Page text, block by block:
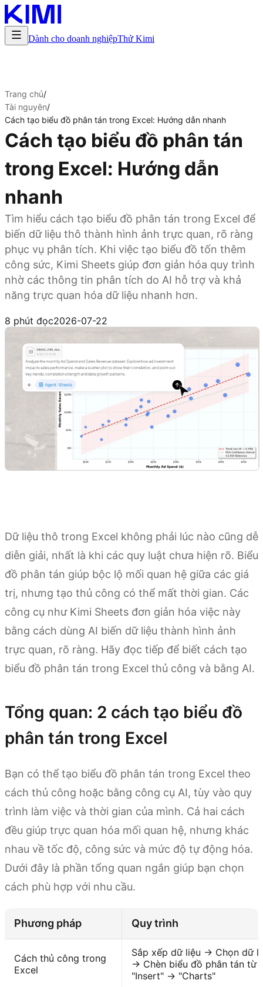
Dành cho doanh nghiệpThử Kimi
Trang chủ/
Tài nguyên/
Cách tạo biểu đồ phân tán trong Excel: Hướng dẫn nhanh
Cách tạo biểu đồ phân tán
trong Excel: Hướng dẫn
nhanh
Tìm hiểu cách tạo biểu đồ phân tán trong Excel để
biến dữ liệu thô thành hình ảnh trực quan, rõ ràng
phục vụ phân tích. Khi việc tạo biểu đồ tốn thêm
công sức, Kimi Sheets giúp đơn giản hóa quy trình
nhờ các thông tin phân tích do AI hỗ trợ và khả
năng trực quan hóa dữ liệu nhanh hơn.
8 phút đọc2026-07-22
Dữ liệu thô trong Excel không phải lúc nào cũng dễ
diễn giải, nhất là khi các quy luật chưa hiện rõ. Biểu
đồ phân tán giúp bộc lộ mối quan hệ giữa các giá
trị, nhưng tạo thủ công có thể mất thời gian. Các
công cụ như Kimi Sheets đơn giản hóa việc này
bằng cách dùng AI biến dữ liệu thành hình ảnh
trực quan, rõ ràng. Hãy đọc tiếp để biết cách tạo
biểu đồ phân tán trong Excel thủ công và bằng AI.
Tổng quan: 2 cách tạo biểu đồ
phân tán trong Excel
Bạn có thể tạo biểu đồ phân tán trong Excel theo
cách thủ công hoặc bằng công cụ AI, tùy vào quy
trình làm việc và thời gian của mình. Cả hai cách
đều giúp trực quan hóa mối quan hệ, nhưng khác
nhau về tốc độ, công sức và mức độ tự động hóa.
Dưới đây là phần tổng quan ngắn giúp bạn chọn
cách phù hợp với nhu cầu.
Phương pháp Quy trình
Cách thủ công trong
Excel
Sắp xếp dữ liệu → Chọn dữ
→ Chèn biểu đồ phân tán từ
"Insert" → "Charts"